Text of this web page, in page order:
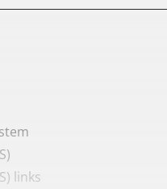
links